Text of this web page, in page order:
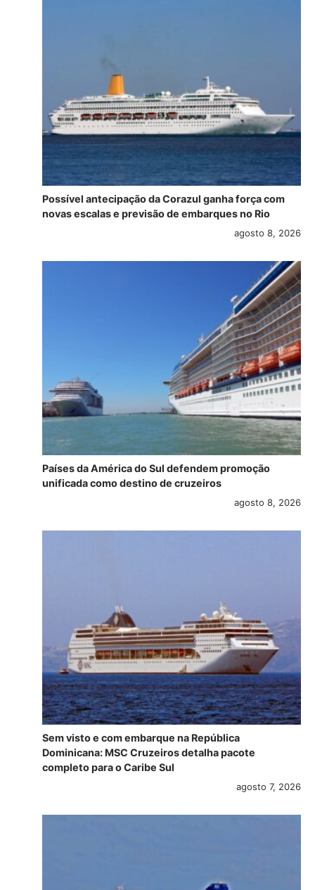
Possível antecipação da Corazul ganha força com
novas escalas e previsão de embarques no Rio
agosto 8, 2026
Países da América do Sul defendem promoção
unificada como destino de cruzeiros
agosto 8, 2026
Sem visto e com embarque na República
Dominicana: MSC Cruzeiros detalha pacote
completo para o Caribe Sul
agosto 7, 2026